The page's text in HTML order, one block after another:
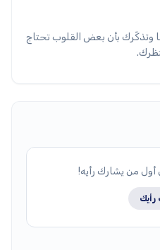
وتذكّرك بأن بعض القلوب تحتاج
أول من يشارك رأيه!
رأيك